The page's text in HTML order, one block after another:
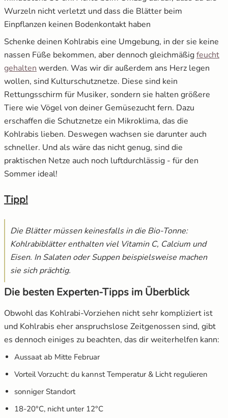
Wurzeln nicht verletzt und dass die Blätter beim
Einpflanzen keinen Bodenkontakt haben
Schenke deinen Kohlrabis eine Umgebung, in der sie keine
nassen Füße bekommen, aber dennoch gleichmäßigfeucht
gehalten werden. Was wir dir außerdem ans Herz legen
wollen, sind Kulturschutznetze. Diese sind kein
Rettungsschirm für Musiker, sondern sie halten größere
Tiere wie Vögel von deiner Gemüsezucht fern. Dazu
erschaffen die Schutznetze ein Mikroklima, das die
Kohlrabis lieben. Deswegen wachsen sie darunter auch
schneller. Und als wäre das nicht genug, sind die
praktischen Netze auch noch luftdurchlässig - für den
Sommer ideal!
Tipp!
Die Blätter müssen keinesfalls in die Bio-Tonne:
Kohlrabiblätter enthalten viel Vitamin C, Calcium und
Eisen. In Salaten oder Suppen beispielsweise machen
sie sich prächtig.
Die besten Experten-Tipps im Überblick
Obwohl das Kohlrabi-Vorziehen nicht sehr kompliziert ist
und Kohlrabis eher anspruchslose Zeitgenossen sind, gibt
es dennoch einiges zu beachten, das dir weiterhelfen kann:
Aussaat ab Mitte Februar
Vorteil Vorzucht: du kannst Temperatur & Licht regulieren
sonniger Standort
18-20°C, nicht unter 12°C